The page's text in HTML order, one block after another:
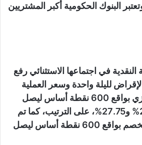
البنوك الحكومية أكبر المشتريين
في اجتماعها الاستثنائي رفع
لليلة واحدة وسعر العملية
الرئيسية للبنك المركزي بواقع 600 نقطة أساس ليصل
إلى 27.25%، 28.25% و27.75%، على الترتيب، كما تم
رفع سعر الائتمان والخصم بواقع 600 نقطة أساس ليصل